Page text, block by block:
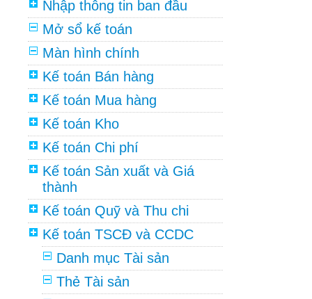
Nhập thông tin ban đầu
Mở sổ kế toán
Màn hình chính
Kế toán Bán hàng
Kế toán Mua hàng
Kế toán Kho
Kế toán Chi phí
Kế toán Sản xuất và Giá
thành
Kế toán Quỹ và Thu chi
Kế toán TSCĐ và CCDC
Danh mục Tài sản
Thẻ Tài sản